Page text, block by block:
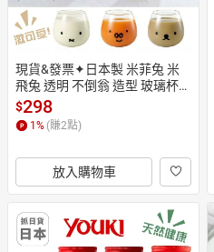
現貨&發票✦日本製 米菲兔 米
飛兔 透明 不倒翁 造型 玻璃杯
圓底 禮物 杯子  MIFFY 杯 水杯
320ml
$298
1 % (賺2點)
放入購物車